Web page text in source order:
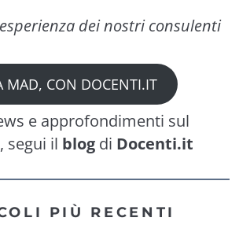
dei nostri consulenti
MAD, CON DOCENTI.IT
e approfondimenti sul
segui il blog di Docenti.it
PIÙ RECENTI